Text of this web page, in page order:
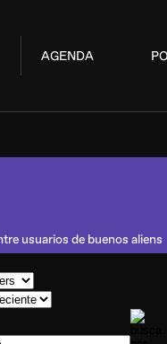
AGENDA
usuarios de buenos aliens